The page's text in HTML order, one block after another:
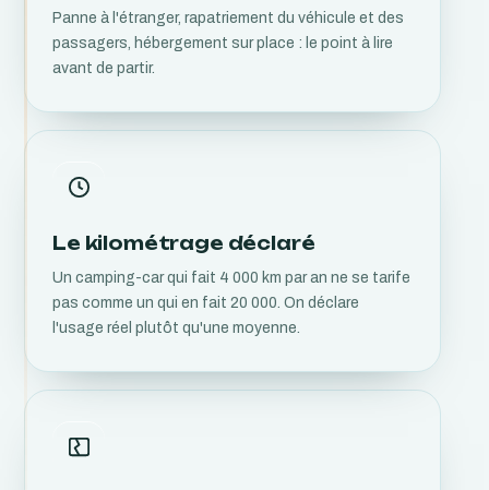
Panne à l'étranger, rapatriement du véhicule et des
passagers, hébergement sur place : le point à lire
avant de partir.
Le kilométrage déclaré
Un camping-car qui fait 4 000 km par an ne se tarife
pas comme un qui en fait 20 000. On déclare
l'usage réel plutôt qu'une moyenne.